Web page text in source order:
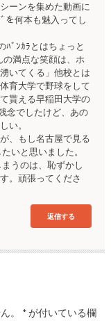
ーンを集めた動画に
を何本も魅入ってし
ﾊﾞﾝｶﾗとはちょっと
満点な笑顔は、ホ
いてくる」他校とは
育大学で野球をして
貰える早稲田大学の
念でしたけど、あの
い。
、もし名古屋で見る
いと思いました。
うのは、恥ずかし
。頑張ってくださ
返信する
。 *が付いている欄